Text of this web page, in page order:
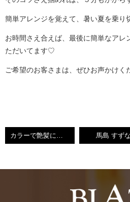
簡単アレンジを覚えて、暑い夏を乗り
お時間さえ合えば、最後に簡単なアレ
ただいてます♡
ご希望のお客さまは、ぜひお声かけく
カラーで艶髪にしましょー♥ 馬島 すずな